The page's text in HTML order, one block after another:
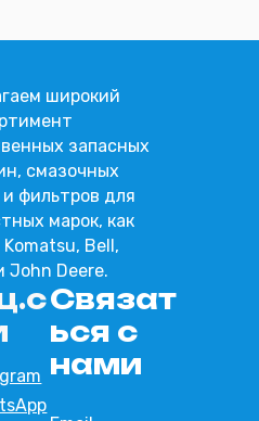
широкий
запасных
смазочных
фильтров для
марок, как
Bell,
John Deere.
Связат
ься с
нами